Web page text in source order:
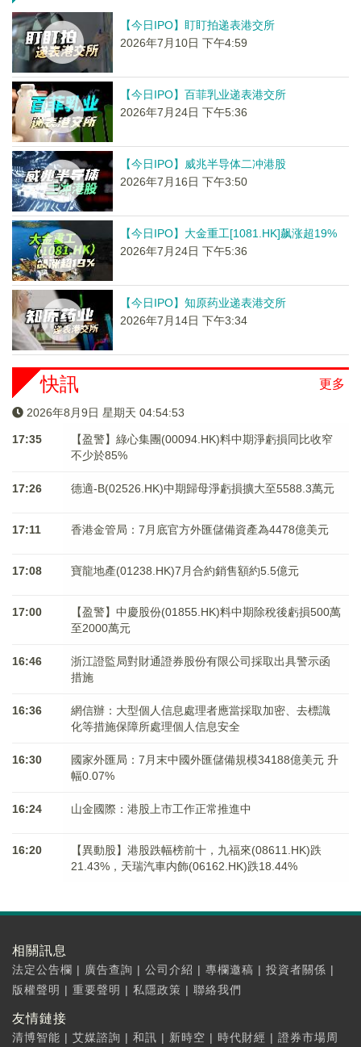
【今日IPO】盯盯拍递表港交所
2026年7月10日 下午4:59
【今日IPO】百菲乳业递表港交所
2026年7月24日 下午5:36
【今日IPO】威兆半导体二冲港股
2026年7月16日 下午3:50
【今日IPO】大金重工[1081.HK]飙涨超19%
2026年7月24日 下午5:36
【今日IPO】知原药业递表港交所
2026年7月14日 下午3:34
更多
快訊
2026年8月9日 星期天 04:54:53
17:35
【盈警】綠心集團(00094.HK)料中期淨虧損同比收窄
不少於85%
17:26 德適-B(02526.HK)中期歸母淨虧損擴大至5588.3萬元
17:11 香港金管局：7月底官方外匯儲備資產為4478億美元
17:08 寶龍地產(01238.HK)7月合約銷售額約5.5億元
17:00
【盈警】中慶股份(01855.HK)料中期除稅後虧損500萬
至2000萬元
16:46
浙江證監局對財通證券股份有限公司採取出具警示函
措施
16:36
網信辦：大型個人信息處理者應當採取加密、去標識
化等措施保障所處理個人信息安全
16:30
國家外匯局：7月末中國外匯儲備規模34188億美元 升
幅0.07%
16:24 山金國際：港股上市工作正常推進中
16:20
【異動股】港股跌幅榜前十，九福來(08611.HK)跌
21.43%，天瑞汽車内飾(06162.HK)跌18.44%
相關訊息
法定公告欄 | 廣告查詢 | 公司介紹 | 專欄邀稿 | 投資者關係 |
版權聲明 | 重要聲明 | 私隱政策 | 聯絡我們
友情鏈接
清博智能 | 艾媒諮詢 | 和訊 | 新時空 | 時代財經 | 證券市場周